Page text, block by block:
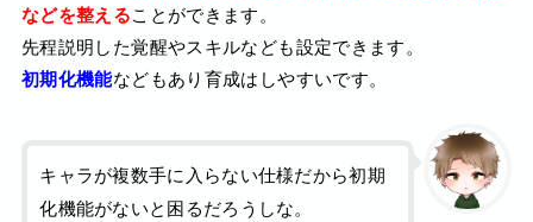
などを整えることができます。
先程説明した覚醒やスキルなども設定できます。
初期化機能などもあり育成はしやすいです。
キャラが複数手に入らない仕様だから初期
化機能がないと困るだろうしな。